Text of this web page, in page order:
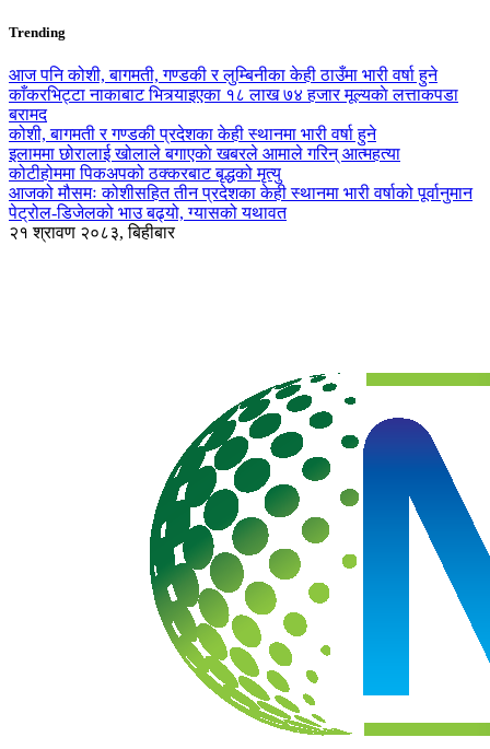
Trending
आज पनि कोशी, बागमती, गण्डकी र लुम्बिनीका केही ठाउँमा भारी वर्षा हुने
काँकरभिट्टा नाकाबाट भित्र्याइएका १८ लाख ७४ हजार मूल्यकाे लत्ताकपडा
बरामद
कोशी, बागमती र गण्डकी प्रदेशका केही स्थानमा भारी वर्षा हुने
इलाममा छोरालाई खोलाले बगाएकाे खबरले आमाले गरिन् आत्महत्या
कोटीहोममा पिकअपको ठक्करबाट बृद्धको मृत्यु
आजको मौसमः कोशीसहित तीन प्रदेशका केही स्थानमा भारी वर्षाको पूर्वानुमान
पेट्रोल-डिजेलको भाउ बढ्यो, ग्यासको यथावत
२१ श्रावण २०८३, बिहीबार